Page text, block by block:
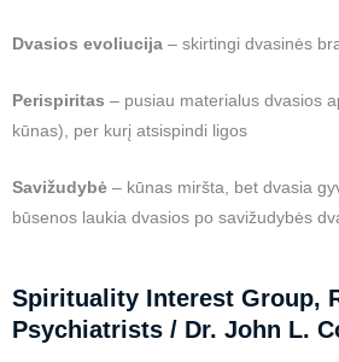
Dvasios evoliucija – skirtingi dvasinės
Perispiritas – pusiau materialus dvasios
kūnas), per kurį atsispindi ligos
Savižudybė – kūnas miršta, bet dvasia
būsenos laukia dvasios po savižudybės
Spirituality Interest Group,
Psychiatrists / Dr. John L.